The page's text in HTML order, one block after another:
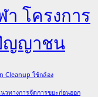
โครงการ
ญญาชน
Cleanup ใช้กล้อง
วทางการจัดการขยะก่อนออก